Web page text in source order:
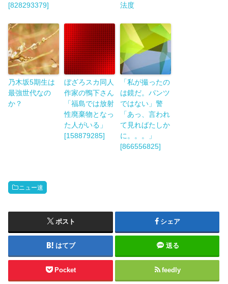
[828293379]
法度
乃木坂5期生は
最強世代なの
か？
ぼざろスカ同人
作家の鴨下さん
「福島では放射
性廃棄物となっ
た人がいる」
[158879285]
「私が撮ったの
は鏡だ。パンツ
ではない」警
「あっ、言われ
て見ればたしか
に。。。」
[866556825]
ニュー速
ポスト シェア
はてブ 送る
Pocket feedly